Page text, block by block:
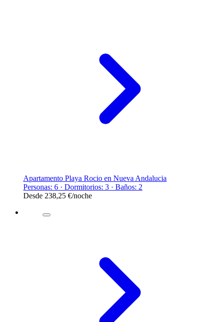
Apartamento Playa Rocio en Nueva Andalucia
Personas: 6 · Dormitorios: 3 · Baños: 2
Desde 238,25 €/noche